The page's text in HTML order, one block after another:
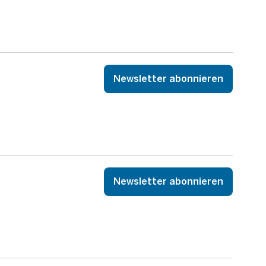
Newsletter abonnieren
Newsletter abonnieren